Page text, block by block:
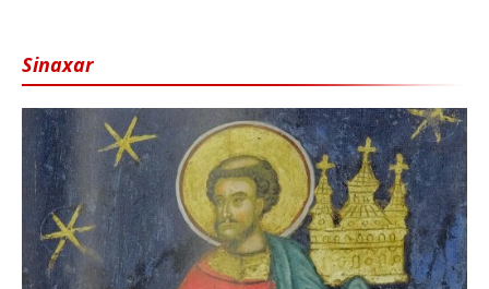
Sinaxar